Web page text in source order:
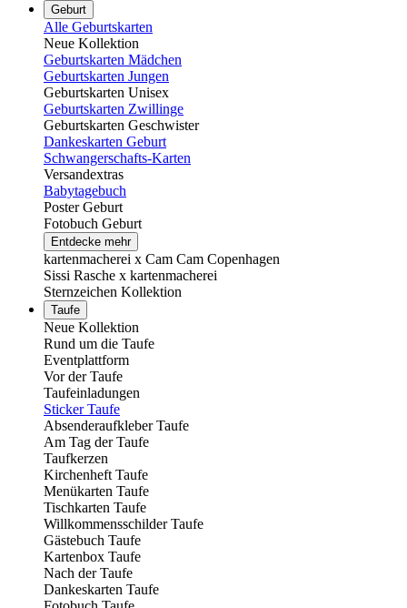
Geburt
Alle Geburtskarten
Neue Kollektion
Geburtskarten Mädchen
Geburtskarten Jungen
Geburtskarten Unisex
Geburtskarten Zwillinge
Geburtskarten Geschwister
Dankeskarten Geburt
Schwangerschafts-Karten
Versandextras
Babytagebuch
Poster Geburt
Fotobuch Geburt
Entdecke mehr
kartenmacherei x Cam Cam Copenhagen
Sissi Rasche x kartenmacherei
Sternzeichen Kollektion
Taufe
Neue Kollektion
Rund um die Taufe
Eventplattform
Vor der Taufe
Taufeinladungen
Sticker Taufe
Absenderaufkleber Taufe
Am Tag der Taufe
Taufkerzen
Kirchenheft Taufe
Menükarten Taufe
Tischkarten Taufe
Willkommensschilder Taufe
Gästebuch Taufe
Kartenbox Taufe
Nach der Taufe
Dankeskarten Taufe